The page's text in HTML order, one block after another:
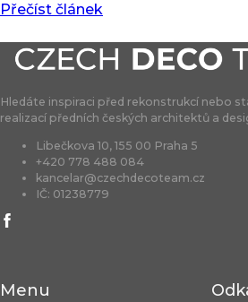
Přečíst článek
Hledáte inspiraci před rekonstrukcí nebo
realizací předních českých architektů a
Libečkova 10, 155 00 Praha 5
+420 778 488 084
kancelar@czechdecoteam.cz
IČ: 01238779
Menu